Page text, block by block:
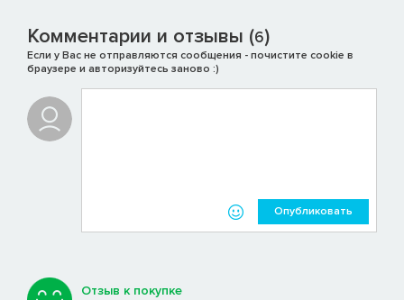
Комментарии и отзывы (6)
Если у Вас не отправляются сообщения - почистите cookie в
браузере и авторизуйтесь заново :)
Опубликовать
Отзыв к покупке